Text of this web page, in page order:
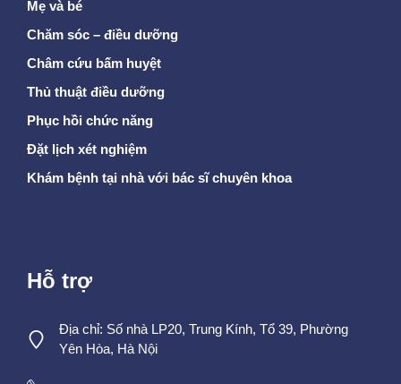
Mẹ và bé
Chăm sóc – điều dưỡng
Châm cứu bấm huyệt
Thủ thuật điều dưỡng
Phục hồi chức năng
Đặt lịch xét nghiệm
Khám bệnh tại nhà với bác sĩ chuyên khoa
Hỗ trợ
Địa chỉ: Số nhà LP20, Trung Kính, Tổ 39, Phường
Yên Hòa, Hà Nội